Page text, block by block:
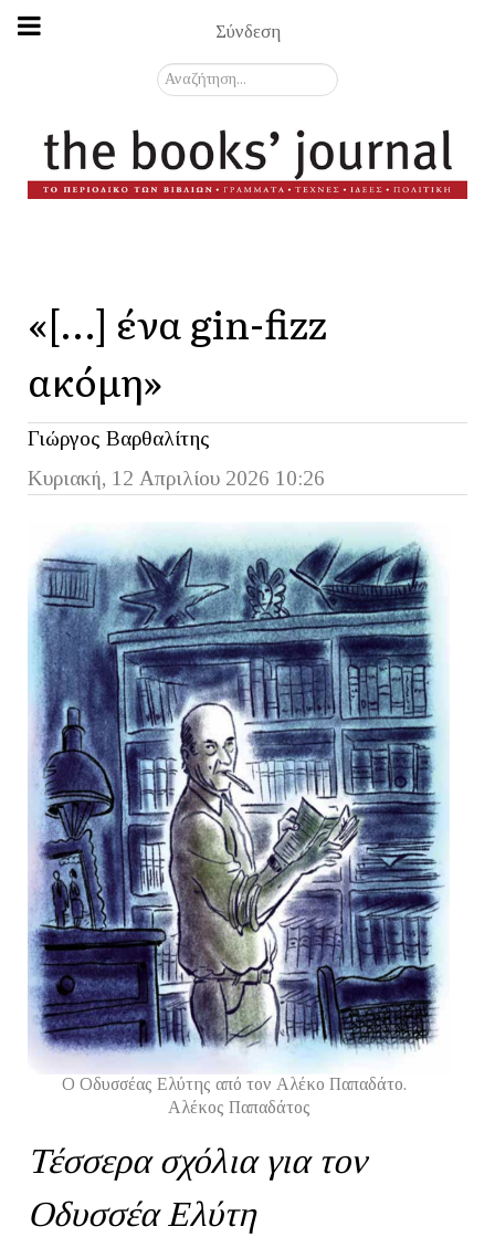
Σύνδεση
Αναζήτηση...
«[…] ένα gin-fizz
ακόμη»
Γιώργος Βαρθαλίτης
Κυριακή, 12 Απριλίου 2026 10:26
Ο Οδυσσέας Ελύτης από τον Αλέκο Παπαδάτο.
Αλέκος Παπαδάτος
Τέσσερα σχόλια για τον
Οδυσσέα Ελύτη